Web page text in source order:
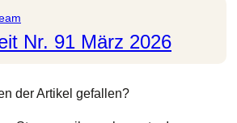
Nr. 91 März 2026
der Artikel gefallen?